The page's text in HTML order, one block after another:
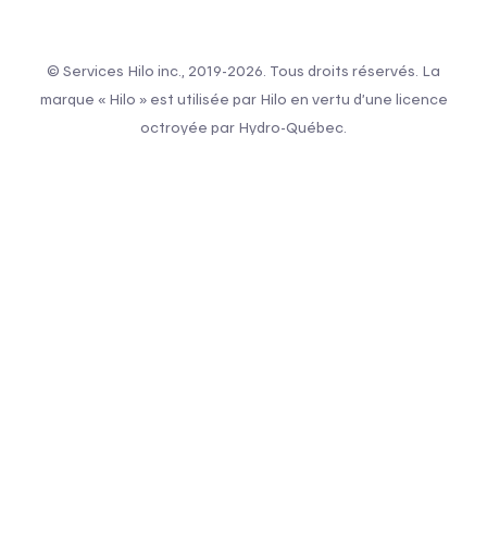
© Services Hilo inc., 2019-2026. Tous droits réservés. La
marque « Hilo » est utilisée par Hilo en vertu d’une licence
octroyée par Hydro-Québec.